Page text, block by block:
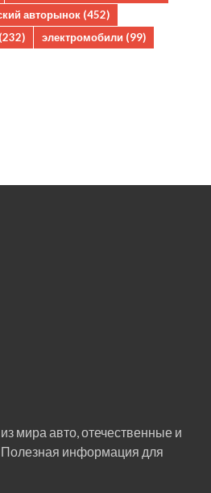
авторынок (452)
(232) электромобили (99)
мира авто, отечественные и
информация для